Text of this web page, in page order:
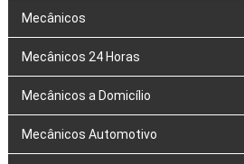
Mecânicos
Mecânicos 24 Horas
Mecânicos a Domicílio
Mecânicos Automotivo